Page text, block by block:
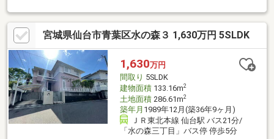
くつろぎを分けられる・3口コンロと食洗機、平日の家事が軽快・
2016年築、設備も間取りも今どき仕様・トイレ2ヶ所で、朝の身
支度が重ならない《周辺環境》・みやぎ生協 新寺店徒歩6分・仙
台駅徒歩16分《ご予約・ご案内について》お仕事終わりや、ご出
勤前などの早朝・夜間の営業時間外でもあなたのご要望に合わせ
て、ご対応させて頂きます！
宮城県仙台市青葉区水の森３ 1,630万円 5SLDK
1,630万円
間取り 5SLDK
建物面積133.16m2
土地面積286.61m2
築年月 1989年12月(築36年9ヶ月)
ＪＲ東北本線 仙台駅 バス21分/
「水の森三丁目」バス停 停歩5分